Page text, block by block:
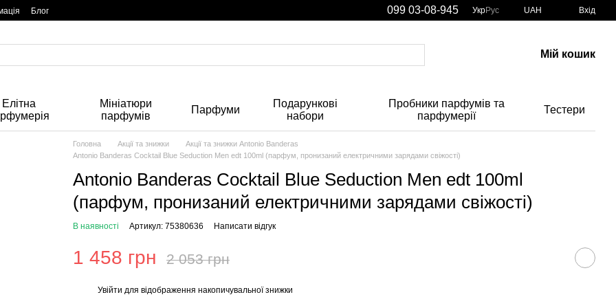
Блог 099 03-08-945 УкрРус UAH Вхід
Мій кошик
Елітна
Мініатюри
парфумів
Парфуми
Подарункові
набори
Пробники парфумів та
парфумерії
Тестери
Головна Акції та знижки
Акції та знижки Antonio Banderas
Antonio Banderas Cocktail Blue Seduction Men edt 100ml (парфум, пронизаний електричними зарядами свіжості)
Antonio Banderas Cocktail Blue Seduction Men edt 100ml
(парфум, пронизаний електричними зарядами свіжості)
В наявності Артикул: 75380636 Написати відгук
1 458 грн 2 053 грн
Увійти для відображення накопичувальної знижки